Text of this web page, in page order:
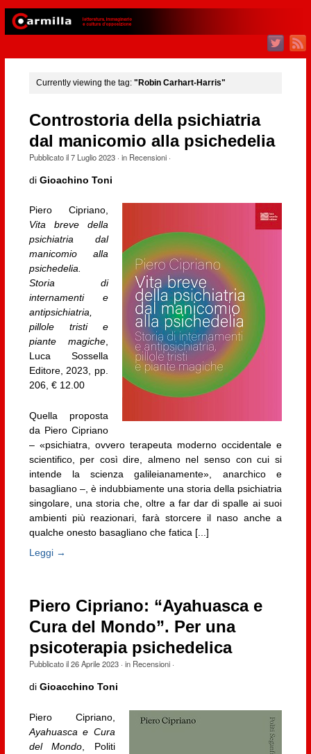
Currently viewing the tag: "Robin Carhart-Harris"
Controstoria della psichiatria
dal manicomio alla psichedelia
Pubblicato il7 Luglio 2023· in Recensioni·
di Gioachino Toni
Piero Cipriano,
Vita breve della
psichiatria dal
manicomio alla
psichedelia.
Storia di
internamenti e
antipsichiatria,
pillole tristi e
piante magiche,
Luca Sossella
Editore, 2023, pp.
206, € 12.00
Quella proposta
da Piero Cipriano
– «psichiatra, ovvero terapeuta moderno occidentale e
scientifico, per così dire, almeno nel senso con cui si
intende la scienza galileianamente», anarchico e
basagliano –, è indubbiamente una storia della psichiatria
singolare, una storia che, oltre a far dar di spalle ai suoi
ambienti più reazionari, farà storcere il naso anche a
qualche onesto basagliano che fatica [...]
Leggi →
Piero Cipriano: “Ayahuasca e
Cura del Mondo”. Per una
psicoterapia psichedelica
Pubblicato il26 Aprile 2023· in Recensioni·
di Gioacchino Toni
Piero Cipriano,
Ayahuasca e Cura
del Mondo , Politi